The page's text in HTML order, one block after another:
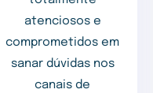
atenciosos e
comprometidos em
sanar dúvidas nos
canais de